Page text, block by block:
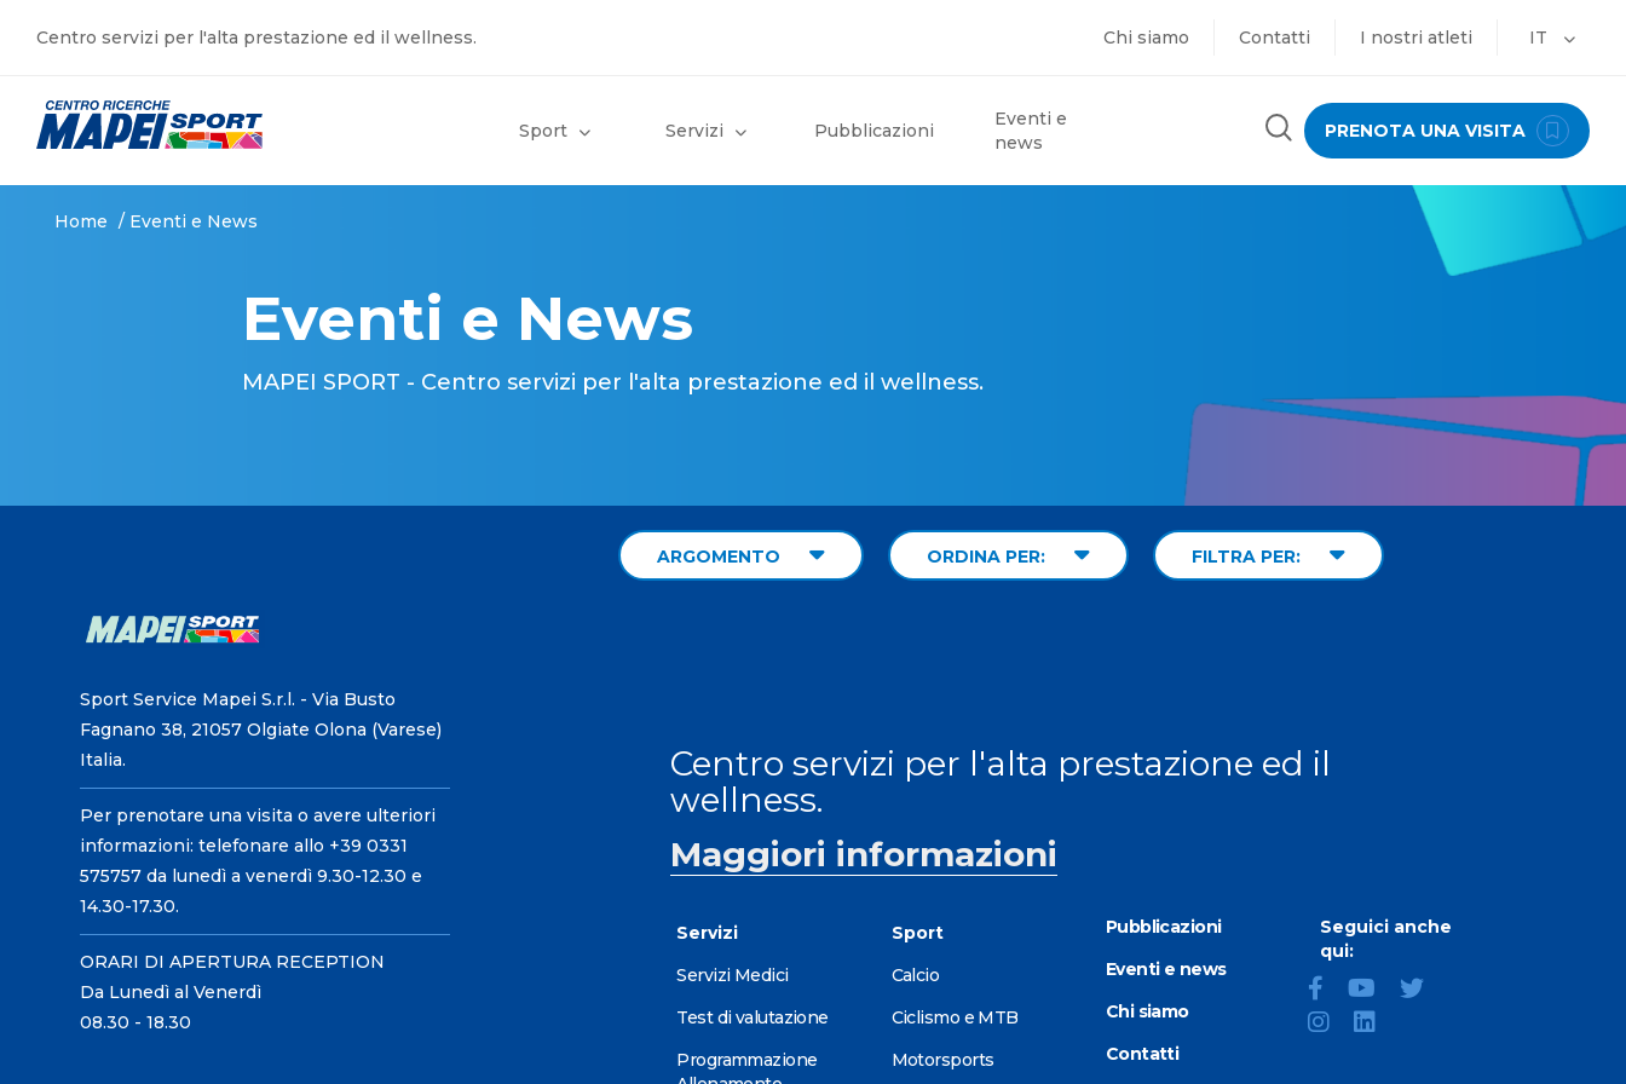
Centro servizi per l'alta prestazione ed il wellness. Chi siamo Contatti I nostri atleti IT
Sport Servizi Pubblicazioni
Eventi e
news
PRENOTA UNA VISITA
Home / Eventi e News
Eventi e News
MAPEI SPORT - Centro servizi per l'alta prestazione ed il wellness.
ARGOMENTO ORDINA PER: FILTRA PER:
Sport Service Mapei S.r.l. - Via Busto
Fagnano 38, 21057 Olgiate Olona (Varese)
Italia.
Per prenotare una visita o avere ulteriori
informazioni: telefonare allo +39 0331
575757 da lunedì a venerdì 9.30-12.30 e
14.30-17.30.
ORARI DI APERTURA RECEPTION
Da Lunedì al Venerdì
08.30 - 18.30
Centro servizi per l'alta prestazione ed il
wellness.
Maggiori informazioni
Servizi
Servizi Medici
Test di valutazione
Programmazione
Sport
Calcio
Ciclismo e MTB
Motorsports
Pubblicazioni
Eventi e news
Chi siamo
Contatti
Seguici anche
qui: